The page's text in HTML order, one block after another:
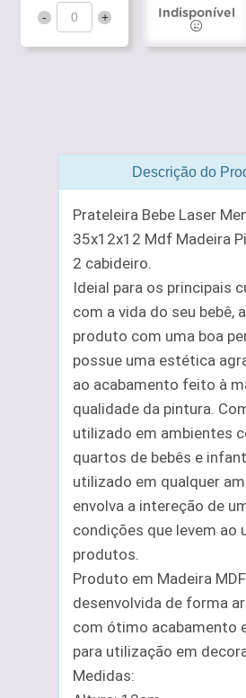
- + Indisponível
Descrição do
Prateleira Bebe Laser
35x12x12 Mdf Madeira
2 cabideiro.
Ideial para os principais
com a vida do seu bebê,
produto com uma boa
possue uma estética
ao acabamento feito à
qualidade da pintura.
utilizado em ambientes
quartos de bebês e
utilizado em qualquer
envolva a intereção de
condições que levem ao
produtos.
Produto em Madeira
desenvolvida de forma
com ótimo acabamento
para utilização em
Medidas: